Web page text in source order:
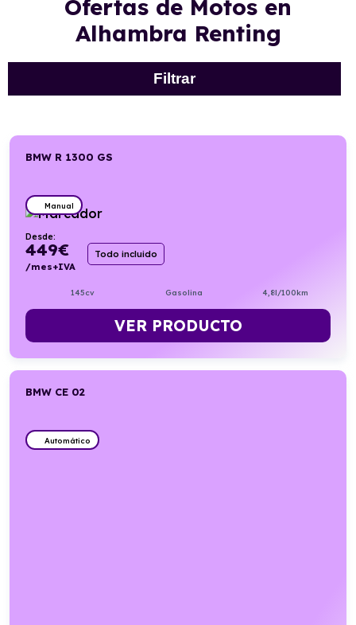
Ofertas de Motos en
Alhambra Renting
Filtrar
BMW R 1300 GS
Manual
Desde:
449€
/mes+IVA
Todo incluido
145cv Gasolina 4,8l/100km
VER PRODUCTO
BMW CE 02
Automático